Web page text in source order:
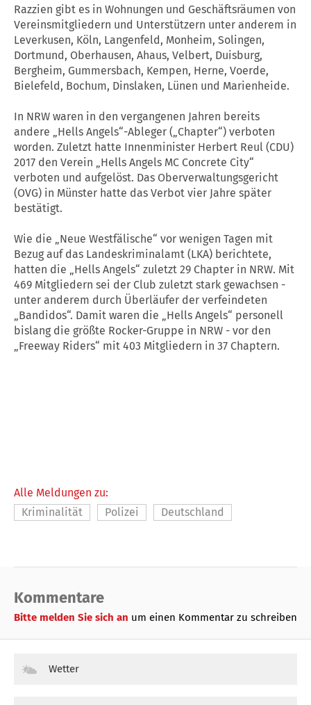
Razzien gibt es in Wohnungen und Geschäftsräumen von
Vereinsmitgliedern und Unterstützern unter anderem in
Leverkusen, Köln, Langenfeld, Monheim, Solingen,
Dortmund, Oberhausen, Ahaus, Velbert, Duisburg,
Bergheim, Gummersbach, Kempen, Herne, Voerde,
Bielefeld, Bochum, Dinslaken, Lünen und Marienheide.
In NRW waren in den vergangenen Jahren bereits
andere „Hells Angels“-Ableger („Chapter“) verboten
worden. Zuletzt hatte Innenminister Herbert Reul (CDU)
2017 den Verein „Hells Angels MC Concrete City“
verboten und aufgelöst. Das Oberverwaltungsgericht
(OVG) in Münster hatte das Verbot vier Jahre später
bestätigt.
Wie die „Neue Westfälische“ vor wenigen Tagen mit
Bezug auf das Landeskriminalamt (LKA) berichtete,
hatten die „Hells Angels“ zuletzt 29 Chapter in NRW. Mit
469 Mitgliedern sei der Club zuletzt stark gewachsen -
unter anderem durch Überläufer der verfeindeten
„Bandidos“. Damit waren die „Hells Angels“ personell
bislang die größte Rocker-Gruppe in NRW - vor den
„Freeway Riders“ mit 403 Mitgliedern in 37 Chaptern.
Alle Meldungen zu:
Kriminalität
Polizei Deutschland
Kommentare
Bitte melden Sie sich an um einen Kommentar zu schreiben
Wetter